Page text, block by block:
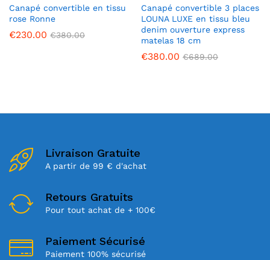
Canapé convertible en tissu
rose Ronne
€230.00 €380.00
Canapé convertible 3 places
LOUNA LUXE en tissu bleu
denim ouverture express
matelas 18 cm
€380.00 €689.00
Livraison Gratuite
A partir de 99 € d'achat
Retours Gratuits
Pour tout achat de + 100€
Paiement Sécurisé
Paiement 100% sécurisé